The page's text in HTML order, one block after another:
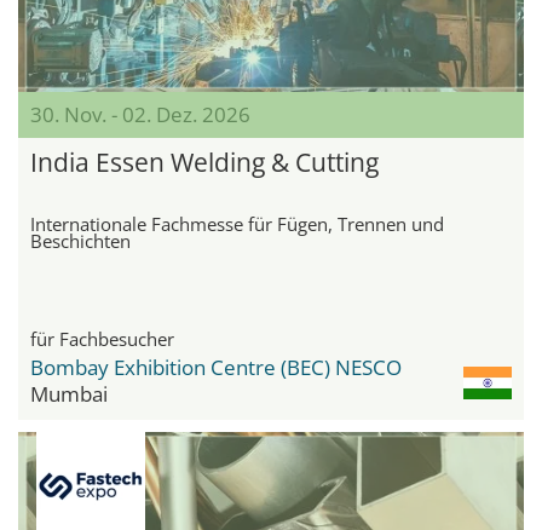
30. Nov. - 02. Dez. 2026
India Essen Welding & Cutting
Internationale Fachmesse für Fügen, Trennen und
Beschichten
für Fachbesucher
Bombay Exhibition Centre (BEC) NESCO
Mumbai